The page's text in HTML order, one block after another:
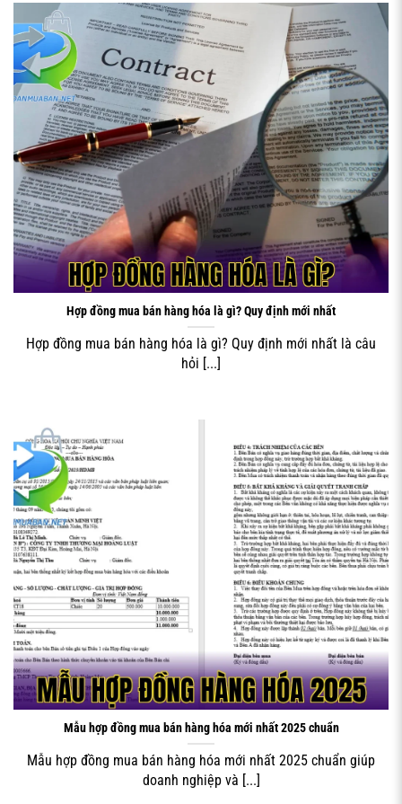
Hình minh họa hợp đồng mua bán hàng hóa và vai trò
trong hoạt động thương mại
Tầm quan trọng của việc lậphợp đồng mua bán hàng hóa
thể hiện ở nhiều khía cạnh. Trước tiên, hợp đồng tạo ra
khung pháp lý bảo vệ quyền lợi của cả hai bên, đặc biệt
trong trường hợp phát sinh tranh chấp. Thứ hai, hợp đồng
giúp minh bạch hóa các điều kiện giao dịch, từ chất lượng
hàng hóa, thời gian giao nhận đến phương thức thanh
toán. Cuối cùng, việc có hợp đồng rõ ràng sẽ tạo niềm tin
trong quan hệ đối tác và góp phần xây dựng uy tín thương
hiệu.
Các yếu tố cơ bản trong hợp đồng mua
bán hàng hóa
hợp đồng mua bán hàng hóa
thoại, mã số thuế và người đại diện hợp pháp. Thông tin
này phải chính xác và đầy đủ để đảm bảo tính pháp lý của
hợp đồng. Đối với doanh nghiệp, cần có thêm giấy phép
kinh doanh và các giấy tờ chứng minh năng lực pháp lý.
HỢP ĐỒNG HÀNG HÓA LÀ GÌ?
Hợp đồng mua bán hàng hóa là gì? Quy định mới nhất
Hợp đồng mua bán hàng hóa là gì? Quy định mới nhất là câu
hỏi [...]
MẪU HỢP ĐỒNG HÀNG HÓA 2025
Mẫu hợp đồng mua bán hàng hóa mới nhất 2025 chuẩn
Mẫu hợp đồng mua bán hàng hóa mới nhất 2025 chuẩn giúp
doanh nghiệp và [...]